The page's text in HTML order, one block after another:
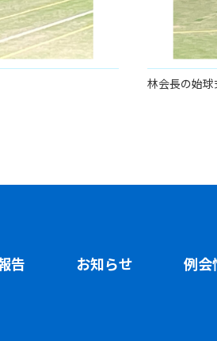
林会長の始球
告 お知らせ 例会